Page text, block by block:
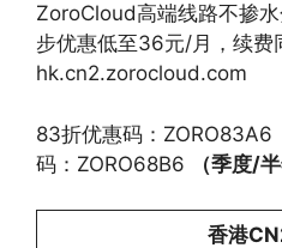
ZoroCloud高端线路不掺
步优惠低至36元/月，续费
hk.cn2.zorocloud.com
83折优惠码：ZORO83A6
码：ZORO68B6
（季度/
香港